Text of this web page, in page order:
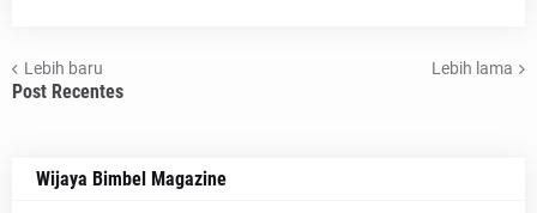
Lebih baru Lebih lama
Post Recentes
Wijaya Bimbel Magazine